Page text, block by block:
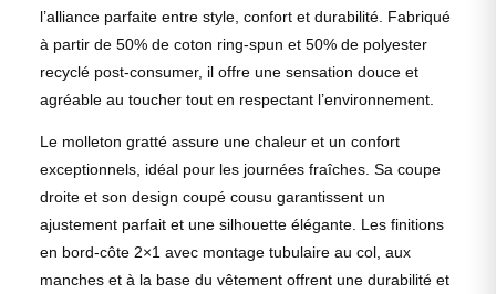
l’alliance parfaite entre style, confort et durabilité. Fabriqué
à partir de 50% de coton ring-spun et 50% de polyester
recyclé post-consumer, il offre une sensation douce et
agréable au toucher tout en respectant l’environnement.
Le molleton gratté assure une chaleur et un confort
exceptionnels, idéal pour les journées fraîches. Sa coupe
droite et son design coupé cousu garantissent un
ajustement parfait et une silhouette élégante. Les finitions
en bord-côte 2×1 avec montage tubulaire au col, aux
manches et à la base du vêtement offrent une durabilité et